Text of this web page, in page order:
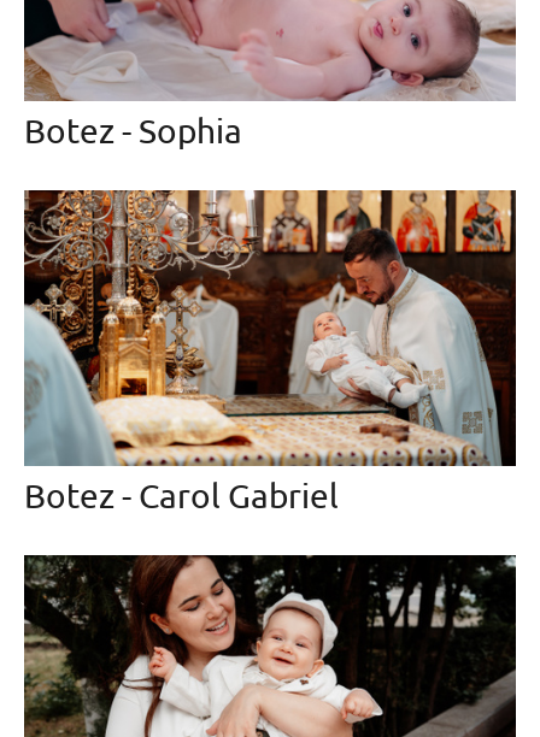
Botez - Sophia
Botez - Carol Gabriel